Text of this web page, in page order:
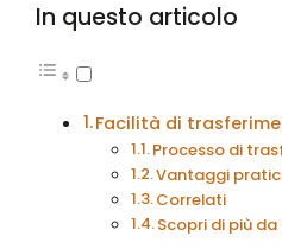
In questo articolo
Facilità di
Processo di
Vantaggi
Correlati
Scopri di più